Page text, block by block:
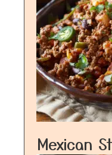
Mexican